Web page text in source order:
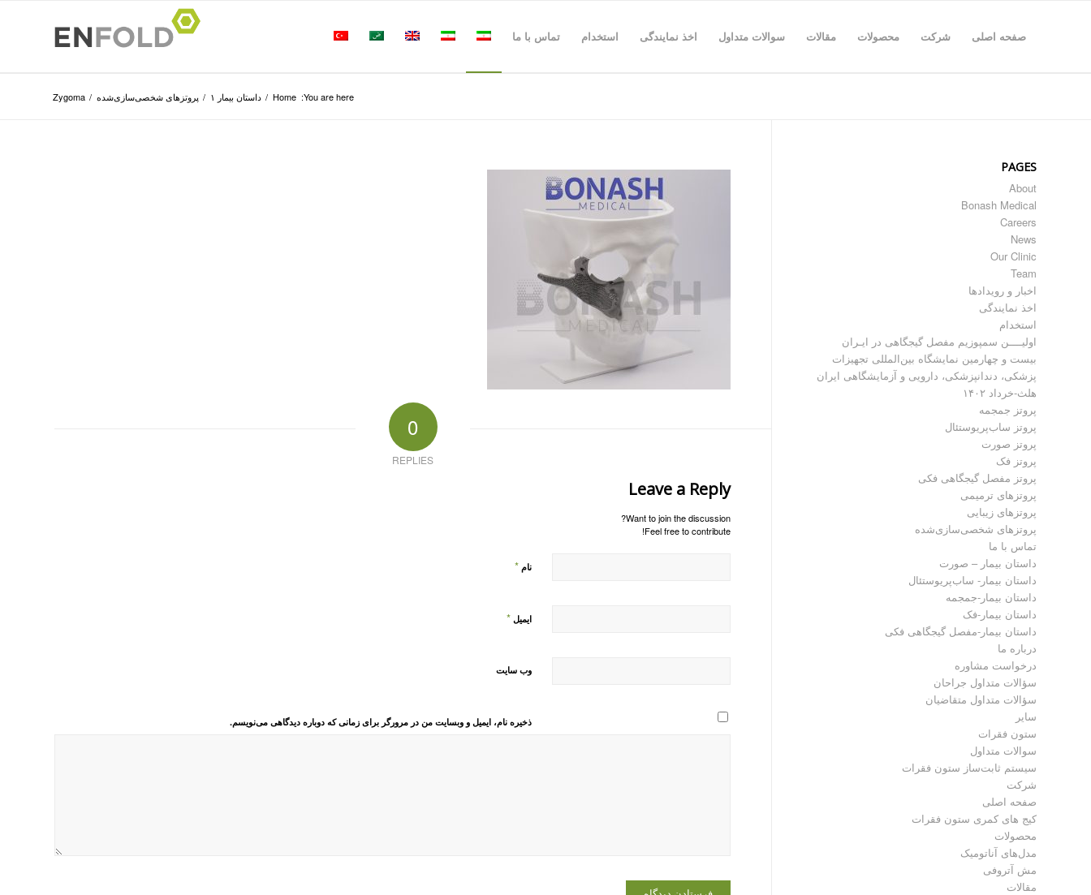
صفحه اصلی شرکت محصولات مقالات سوالات متداول اخذ نمایندگی استخدام تماس با ما
You are here:
Home
/ داستان بیمار ۱ / پروتزهای شخصی‌سازی‌شده /
Zygoma
0
REPLIES
Leave a Reply
Want to join the discussion?
Feel free to contribute!
نام *
ایمیل *
وب‌ سایت
ذخیره نام، ایمیل و وبسایت من در مرورگر برای زمانی که دوباره دیدگاهی می‌نویسم.
PAGES
About
Bonash Medical
Careers
News
Our Clinic
Team
اخبار و رویدادها
اخذ نمایندگی
استخدام
اولیــــن سمپوزیم مفصل گیجگاهی در ایـران
بیست و چهارمین نمایشگاه بین‌المللی تجهیزات
پزشکی، دندانپزشکی، دارویی و آزمایشگاهی ایران
هلث-خرداد ۱۴۰۲
پروتز جمجمه
پروتز ساب‌پریوستئال
پروتز صورت
پروتز فک
پروتز مفصل گیجگاهی فکی
پروتز‌های ترمیمی
پروتزهای زیبایی
پروتزهای شخصی‌سازی‌شده
تماس با ما
داستان بیمار – صورت
داستان بیمار- ساب‌پریوستئال
داستان بیمار-جمجمه
داستان بیمار-فک
داستان بیمار-مفصل گیجگاهی فکی
درباره ما
درخواست مشاوره
سؤالات متداول جراحان
سؤالات متداول متقاضیان
سایر
ستون فقرات
سوالات متداول
سیستم ثابت‌ساز ستون فقرات
شرکت
صفحه اصلی
کیج های کمری ستون فقرات
محصولات
مدل‌های آناتومیک
مش آتروفی
مقالات